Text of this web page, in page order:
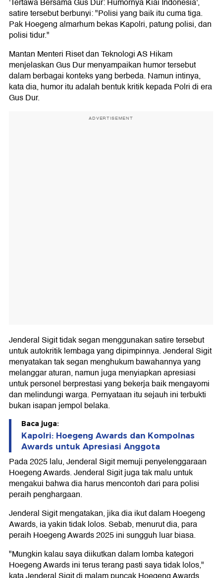
'Tertawa Bersama Gus Dur: Humornya Kiai Indonesia',
satire tersebut berbunyi: "Polisi yang baik itu cuma tiga.
Pak Hoegeng almarhum bekas Kapolri, patung polisi, dan
polisi tidur."
Mantan Menteri Riset dan Teknologi AS Hikam
menjelaskan Gus Dur menyampaikan humor tersebut
dalam berbagai konteks yang berbeda. Namun intinya,
kata dia, humor itu adalah bentuk kritik kepada Polri di era
Gus Dur.
ADVERTISEMENT
Jenderal Sigit tidak segan menggunakan satire tersebut
untuk autokritik lembaga yang dipimpinnya. Jenderal Sigit
menyatakan tak segan menghukum bawahannya yang
melanggar aturan, namun juga menyiapkan apresiasi
untuk personel berprestasi yang bekerja baik mengayomi
dan melindungi warga. Pernyataan itu sejauh ini terbukti
bukan isapan jempol belaka.
Baca juga:
Kapolri: Hoegeng Awards dan Kompolnas
Awards untuk Apresiasi Anggota
Pada 2025 lalu, Jenderal Sigit memuji penyelenggaraan
Hoegeng Awards. Jenderal Sigit juga tak malu untuk
mengakui bahwa dia harus mencontoh dari para polisi
peraih penghargaan.
Jenderal Sigit mengatakan, jika dia ikut dalam Hoegeng
Awards, ia yakin tidak lolos. Sebab, menurut dia, para
peraih Hoegeng Awards 2025 ini sungguh luar biasa.
"Mungkin kalau saya diikutkan dalam lomba kategori
Hoegeng Awards ini terus terang pasti saya tidak lolos,"